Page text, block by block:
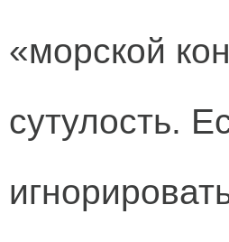
«морской
сутулость.